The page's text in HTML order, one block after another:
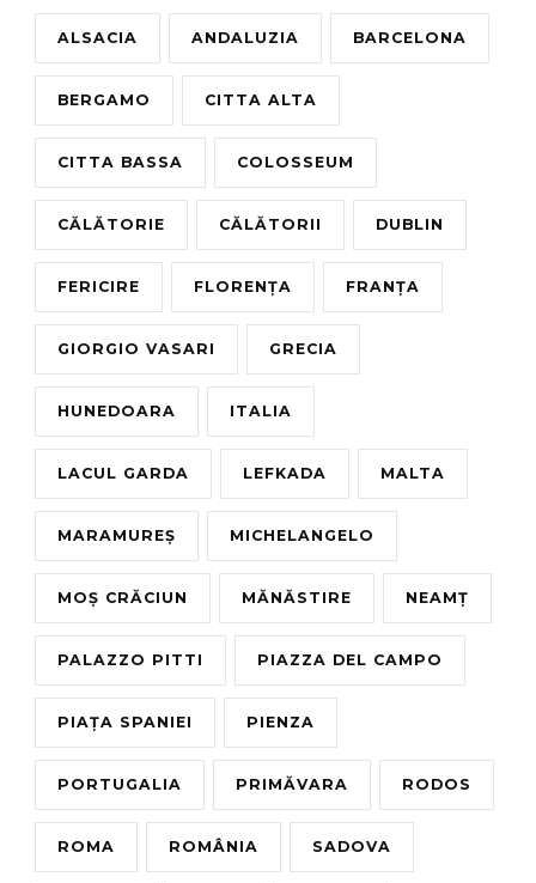
ALSACIA ANDALUZIA BARCELONA
BERGAMO CITTA ALTA
CITTA BASSA COLOSSEUM
CĂLĂTORIE CĂLĂTORII DUBLIN
FERICIRE FLORENȚA FRANȚA
GIORGIO VASARI GRECIA
HUNEDOARA ITALIA
LACUL GARDA LEFKADA MALTA
MARAMUREȘ MICHELANGELO
MOȘ CRĂCIUN MĂNĂSTIRE NEAMȚ
PALAZZO PITTI PIAZZA DEL CAMPO
PIAȚA SPANIEI PIENZA
PORTUGALIA PRIMĂVARA RODOS
ROMA ROMÂNIA SADOVA